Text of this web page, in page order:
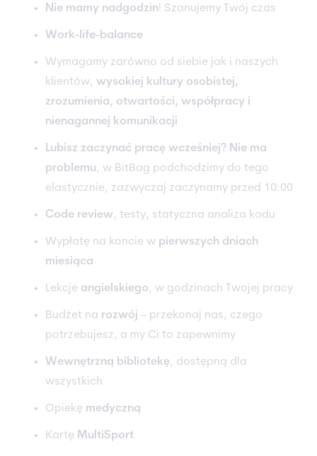
Nie mamy nadgodzin! Szanujemy Twój czas
Work-life-balance
Wymagamy zarówno od siebie jak i naszych
klientów, wysokiej kultury osobistej,
zrozumienia, otwartości, współpracy i
nienagannej komunikacji
Lubisz zaczynać pracę wcześniej? Nie ma
problemu, w BitBag podchodzimy do tego
elastycznie, zazwyczaj zaczynamy przed 10:00
Code review, testy, statyczna analiza kodu
Wypłatę na koncie w pierwszych dniach
miesiąca
Lekcje angielskiego, w godzinach Twojej pracy
Budżet na rozwój – przekonaj nas, czego
potrzebujesz, a my Ci to zapewnimy
Wewnętrzną bibliotekę, dostępną dla
wszystkich
Opiekę medyczną
Kartę MultiSport